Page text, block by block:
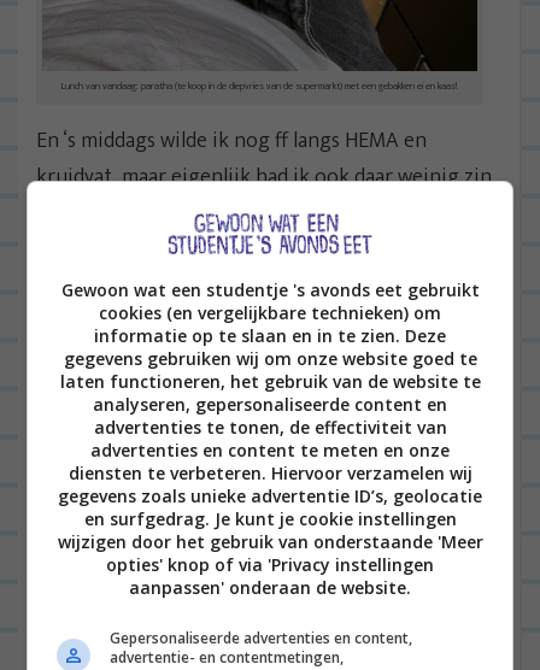
Lunch van vandaag: paratha (te koop in de diepvries van de supermarkt) met een gebakken ei en kaas!
En ‘s middags wilde ik nog ff langs HEMA en
kruidvat, maar eigenlijk had ik ook daar weinig zin
in. En dus… hing ik op de bank met The Walking
‘s Avonds wist ik mezelf van de bank te takelen en
maakte ik eindelijk asperges klaar! ZO lekker. Het
recept komt nog online :).
Gewoon wat een studentje 's avonds eet gebruikt
cookies (en vergelijkbare technieken) om
informatie op te slaan en in te zien. Deze
gegevens gebruiken wij om onze website goed te
laten functioneren, het gebruik van de website te
analyseren, gepersonaliseerde content en
advertenties te tonen, de effectiviteit van
advertenties en content te meten en onze
diensten te verbeteren. Hiervoor verzamelen wij
gegevens zoals unieke advertentie ID’s, geolocatie
en surfgedrag. Je kunt je cookie instellingen
wijzigen door het gebruik van onderstaande 'Meer
opties' knop of via 'Privacy instellingen
aanpassen' onderaan de website.
Gepersonaliseerde advertenties en content,
advertentie- en contentmetingen,